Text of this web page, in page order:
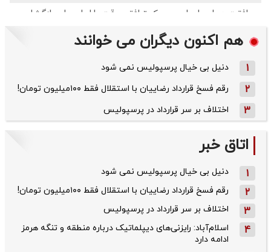
هم اکنون دیگران می خوانند
1 دنیل بی خیال پرسپولیس نمی شود
2 رقم فسخ قرارداد رضاییان با استقلال فقط ۱۰۰میلیون تومان!
3 اختلاف بر سر قرارداد در پرسپولیس
اتاق خبر
1 دنیل بی خیال پرسپولیس نمی شود
2 رقم فسخ قرارداد رضاییان با استقلال فقط ۱۰۰میلیون تومان!
3 اختلاف بر سر قرارداد در پرسپولیس
4
اسلام‌آباد: رایزنی‌های دیپلماتیک درباره منطقه و تنگه هرمز
ادامه دارد